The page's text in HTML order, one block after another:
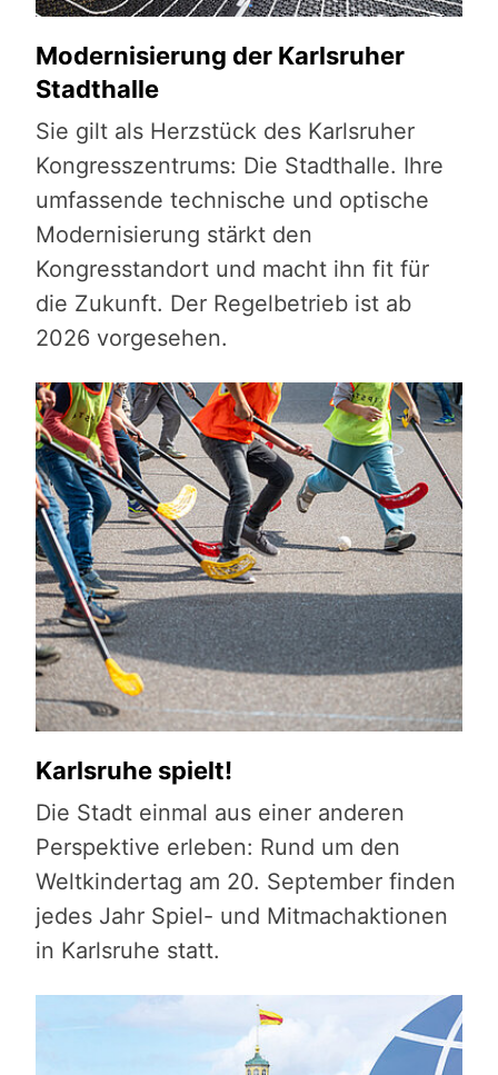
Modernisierung der Karlsruher
Stadthalle
Sie gilt als Herzstück des Karlsruher
Kongresszentrums: Die Stadthalle. Ihre
umfassende technische und optische
Modernisierung stärkt den
Kongresstandort und macht ihn fit für
die Zukunft. Der Regelbetrieb ist ab
2026 vorgesehen.
Karlsruhe spielt!
Die Stadt einmal aus einer anderen
Perspektive erleben: Rund um den
Weltkindertag am 20. September finden
jedes Jahr Spiel- und Mitmachaktionen
in Karlsruhe statt.